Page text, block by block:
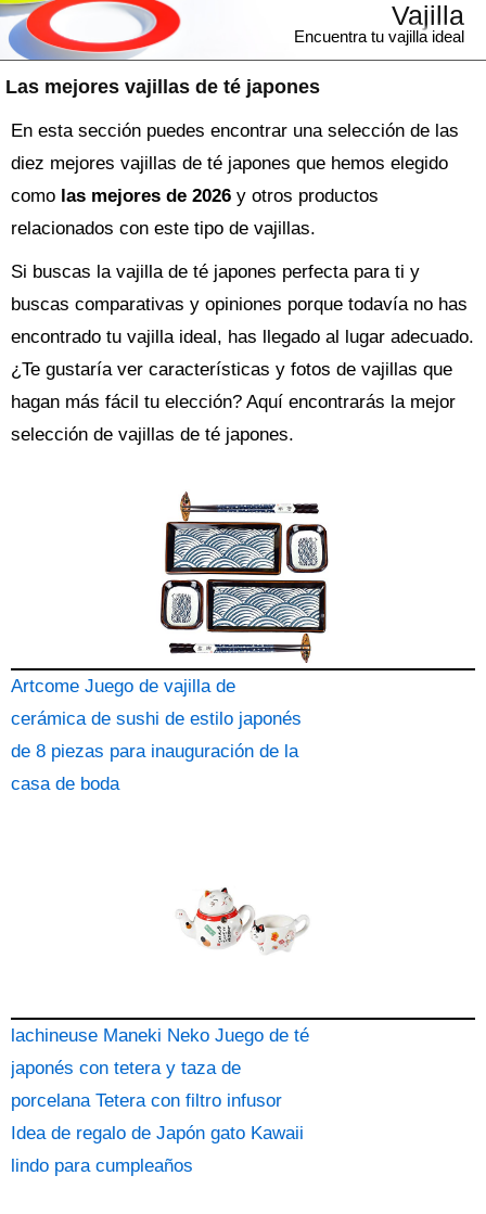
Las mejores vajillas de té japones
Vajilla
Encuentra tu vajilla ideal
En esta sección puedes encontrar una selección de las
diez mejores vajillas de té japones que hemos elegido
como las mejores de 2026 y otros productos
relacionados con este tipo de vajillas.
Si buscas la vajillade té japones perfecta para ti y
buscas comparativas y opiniones porque todavía no has
encontrado tu vajilla ideal, has llegado al lugar adecuado.
¿Te gustaría ver características y fotos de vajillas que
hagan más fácil tu elección? Aquí encontrarás la mejor
selección de vajillas de té japones.
Artcome Juego de vajilla de
cerámica de sushi de estilo japonés
de 8 piezas para inauguración de la
casa de boda
lachineuse Maneki Neko Juego de té
japonés con tetera y taza de
porcelana Tetera con filtro infusor
Idea de regalo de Japón gato Kawaii
lindo para cumpleaños